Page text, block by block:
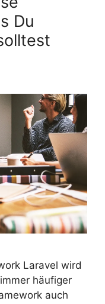
Du
Laravel wird
häufiger
auch